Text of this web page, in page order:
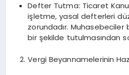
Defter Tutma: Ticaret
işletme, yasal defterleri
zorundadır.
bir şekilde tutulmasından
Vergi Beyannamelerinin